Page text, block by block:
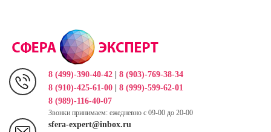
содержанию
8 (499)-390-40-42
8 (903)-769-38-34
8 (910)-425-61-00
8 (999)-599-62-01
8 (989)-116-40-07
Звонки принимаем: ежедневно с 09-00 до 20-00
sfera-expert@inbox.ru